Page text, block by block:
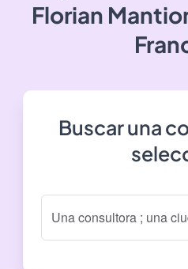
Florian
Buscar una